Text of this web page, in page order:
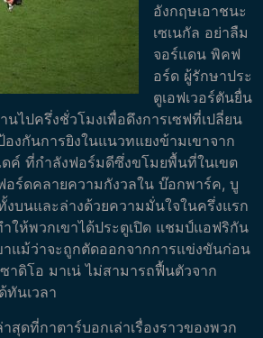
อังกฤษเอาชนะ
เซเนกัล อย่าลืม
จอร์แดน พิคฟ
อร์ด ผู้รักษาประ
ตูเอฟเวอร์ตันยื่น
ไปครึ่งชั่วโมงเพื่อดึงการเซฟที่เปลี่ยน
งกันการยิงในแนวทแยงข้ามเขาจาก
ค์ ที่กำลังฟอร์มดีซึ่งขโมยพื้นที่ในเขต
ร์ดคลายความกังวลใน บ๊อกพาร์ค, บู
งบนและล่างด้วยความมั่นใจในครึ่งแรก
ให้พวกเขาได้ประตูเปิด แชมป์แอฟริกัน
าแม้ว่าจะถูกตัดออกจากการแข่งขันก่อน
าดิโอ มาเน่ ไม่สามารถฟื้นตัวจาก
ทันเวลา
สุดที่กาตาร์บอกเล่าเรื่องราวของพวก